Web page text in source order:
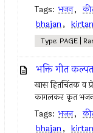
Tags: भजन,
bhajan, kirtan
Type: PAGE |
भक्ति गीत
खास हितचिंतक व
कागलकर कृत
Tags: भजन,
bhajan, kirtan